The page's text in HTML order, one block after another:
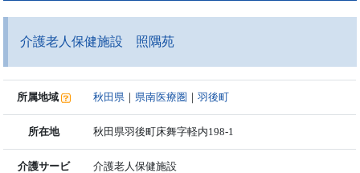
介護老人保健施設 照隅苑
所属地域 秋田県 ｜ 県南医療圏 ｜羽後町
所在地 秋田県羽後町床舞字軽内198-1
介護サービ
介護老人保健施設